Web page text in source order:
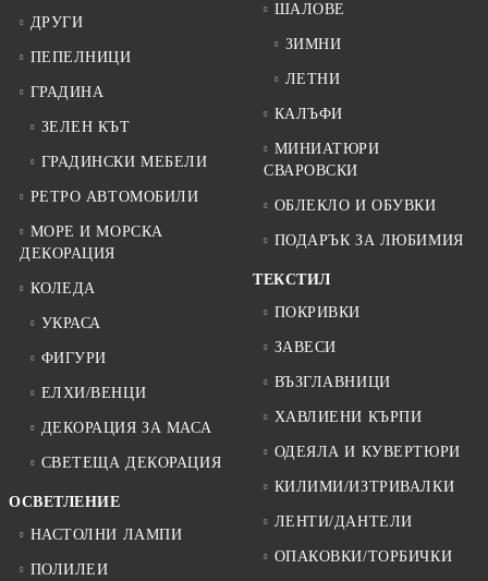
ДРУГИ
ПЕПЕЛНИЦИ
ГРАДИНА
ЗЕЛЕН КЪТ
ГРАДИНСКИ МЕБЕЛИ
РЕТРО АВТОМОБИЛИ
МОРЕ И МОРСКА
ДЕКОРАЦИЯ
КОЛЕДА
УКРАСА
ФИГУРИ
ЕЛХИ/ВЕНЦИ
ДЕКОРАЦИЯ ЗА МАСА
СВЕТЕЩА ДЕКОРАЦИЯ
ОСВЕТЛЕНИЕ
НАСТОЛНИ ЛАМПИ
ПОЛИЛЕИ
ШАЛОВЕ
ЗИМНИ
ЛЕТНИ
КАЛЪФИ
МИНИАТЮРИ
СВАРОВСКИ
ОБЛЕКЛО И ОБУВКИ
ПОДАРЪК ЗА ЛЮБИМИЯ
ТЕКСТИЛ
ПОКРИВКИ
ЗАВЕСИ
ВЪЗГЛАВНИЦИ
ХАВЛИЕНИ КЪРПИ
ОДЕЯЛА И КУВЕРТЮРИ
КИЛИМИ/ИЗТРИВАЛКИ
ЛЕНТИ/ДАНТЕЛИ
ОПАКОВКИ/ТОРБИЧКИ